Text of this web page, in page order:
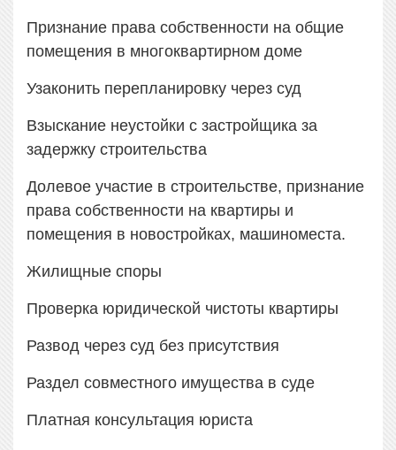
Признание права собственности на общие
помещения в многоквартирном доме
Узаконить перепланировку через суд
Взыскание неустойки с застройщика за
задержку строительства
Долевое участие в строительстве, признание
права собственности на квартиры и
помещения в новостройках, машиноместа.
Жилищные споры
Проверка юридической чистоты квартиры
Развод через суд без присутствия
Раздел совместного имущества в суде
Платная консультация юриста